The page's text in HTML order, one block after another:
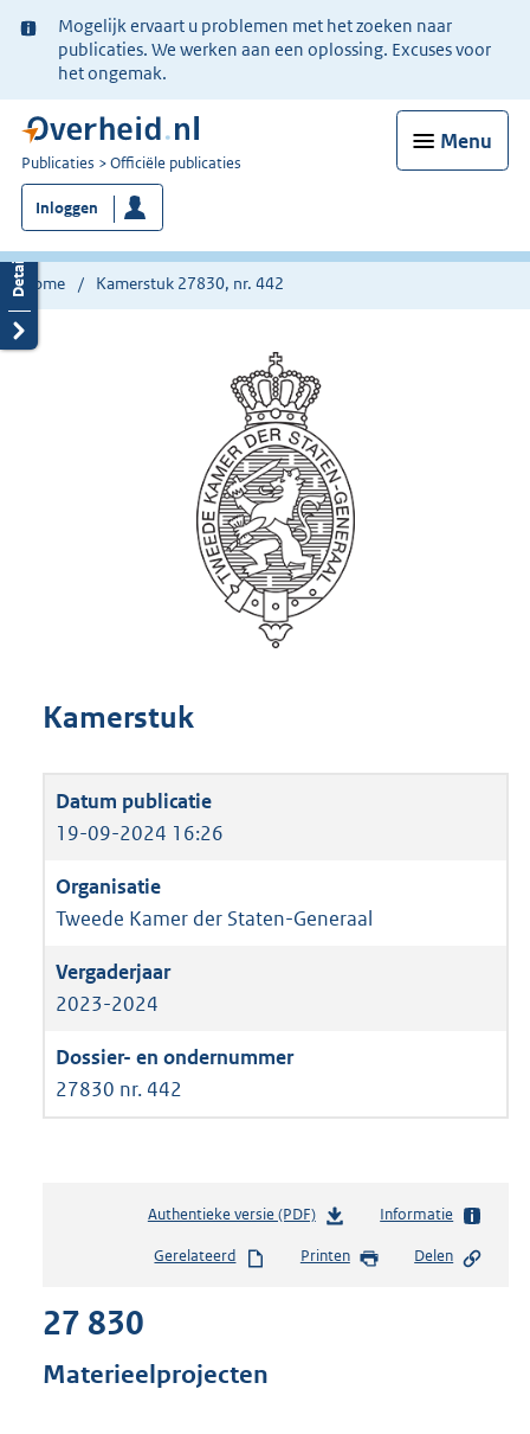
Ter
informatie:
Mogelijk ervaart u problemen met het zoeken naar
publicaties. We werken aan een oplossing. Excuses voor
het ongemak.
Menu
U
bent
nu
hier:
Publicaties Officiële publicaties
Inloggen
Home Kamerstuk 27830, nr. 442
Kamerstuk
19-09-2024 16:26
Tweede Kamer der Staten-Generaal
2023-2024
27830 nr. 442
Authentieke versie (PDF)b
s
Informatie
Gerelateerd Printen Delen
27 830
Materieelprojecten